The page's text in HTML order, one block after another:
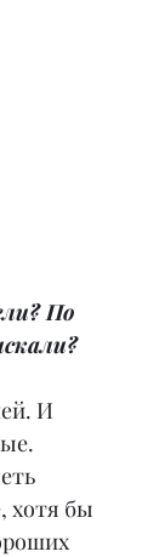
По
И
хотя бы